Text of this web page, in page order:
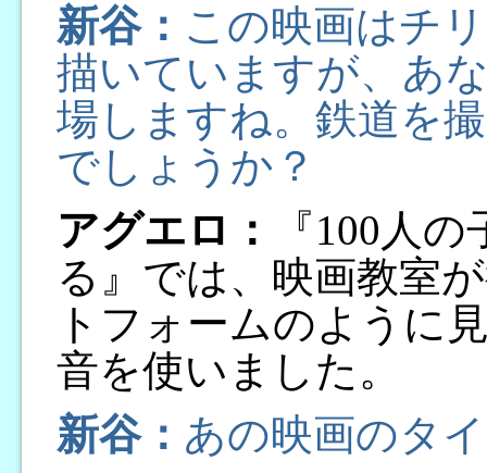
新谷： この映画はチ
描いていますが、あ
場しますね。鉄道を
でしょうか？
アグエロ：
『100人
る』では、映画教室
トフォームのように
音を使いました。
新谷： あの映画のタ